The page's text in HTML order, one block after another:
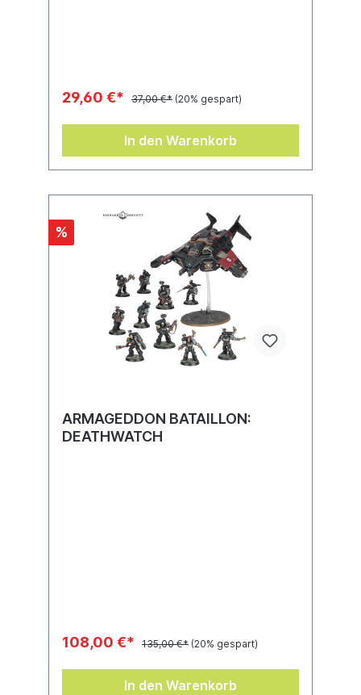
29,60 €* 37,00 €* (20% gespart)
In den Warenkorb
%
ARMAGEDDON BATAILLON:
DEATHWATCH
108,00 €* 135,00 €* (20% gespart)
In den Warenkorb